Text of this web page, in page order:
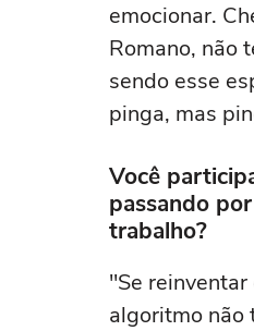
emocionar.
Romano, não
sendo esse
pinga, mas
Você
passando
trabalho?
"Se
algoritmo não